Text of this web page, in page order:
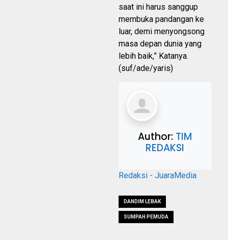
saat ini harus sanggup
membuka pandangan ke
luar, demi menyongsong
masa depan dunia yang
lebih baik,” Katanya.
(suf/ade/yaris)
Author: TIM
REDAKSI
Redaksi - JuaraMedia
DANDIM LEBAK
SUMPAH PEMUDA